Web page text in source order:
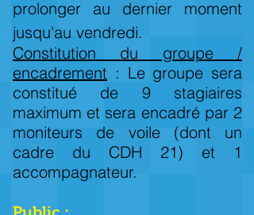
prolonger au dernier moment
jusqu'au vendredi.
Constitution du groupe /
encadrement : Le groupe sera
constitué de 9 stagiaires
maximum et sera encadré par 2
moniteurs de voile (dont un
cadre du CDH 21) et 1
accompagnateur.